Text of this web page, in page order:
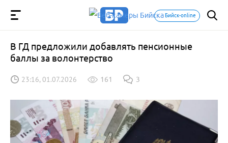
Бийск-online
В ГД предложили добавлять пенсионные
баллы за волонтерство
23:16, 01.07.2026 161 3